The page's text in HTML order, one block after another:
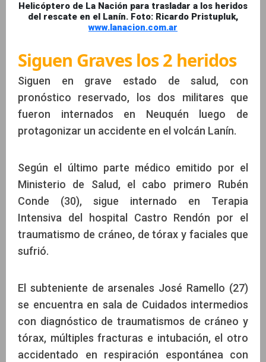
Helicóptero de La Nación para trasladar a los heridos
del rescate en el Lanín. Foto: Ricardo Pristupluk,
www.lanacion.com.ar
Siguen Graves los 2 heridos
Siguen en grave estado de salud, con
pronóstico reservado, los dos militares que
fueron internados en Neuquén luego de
protagonizar un accidente en el volcán Lanín.
Según el último parte médico emitido por el
Ministerio de Salud, el cabo primero Rubén
Conde (30), sigue internado en Terapia
Intensiva del hospital Castro Rendón por el
traumatismo de cráneo, de tórax y faciales que
sufrió.
El subteniente de arsenales José Ramello (27)
se encuentra en sala de Cuidados intermedios
con diagnóstico de traumatismos de cráneo y
tórax, múltiples fracturas e intubación, el otro
accidentado en respiración espontánea con